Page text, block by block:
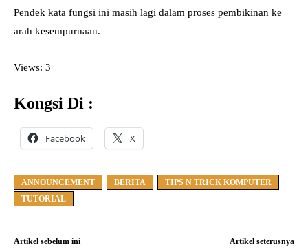
Pendek kata fungsi ini masih lagi dalam proses pembikinan ke
arah kesempurnaan.
Views: 3
Kongsi Di :
Facebook X
ANNOUNCEMENT BERITA
TIPS N TRICK KOMPUTER
TUTORIAL
Artikel sebelum ini Artikel seterusnya